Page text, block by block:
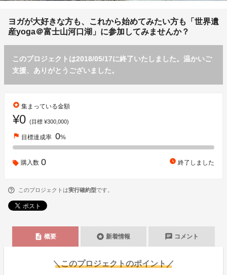
ヨガが大好きな方も、これから始めてみたい方も「世界遺
産yoga＠富士山河口湖」に参加してみませんか？
このプロジェクトは2018/05/17に終了いたしました。温かいご
支援、ありがとうございました。
stars 集まっている金額
¥0 (目標 ¥300,000)
flag 目標達成率 0%
購入数 0 watch_later 終了しました
このプロジェクトは実行確約型です。
description 概要 stars 新着情報 chat コメント
＼このプロジェクトのポイント／